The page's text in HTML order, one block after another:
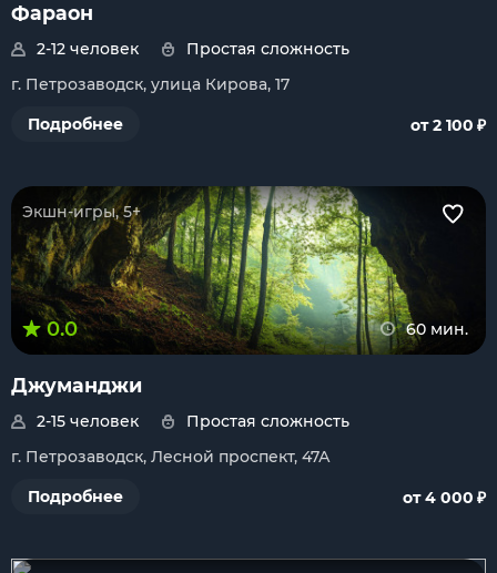
Фараон
2-12 человек
Простая сложность
г. Петрозаводск, улица Кирова, 17
Подробнее
от 2 100 ₽
Экшн-игры, 5+
0.0 60 мин.
Джуманджи
2-15 человек
Простая сложность
г. Петрозаводск, Лесной проспект, 47А
Подробнее
от 4 000 ₽